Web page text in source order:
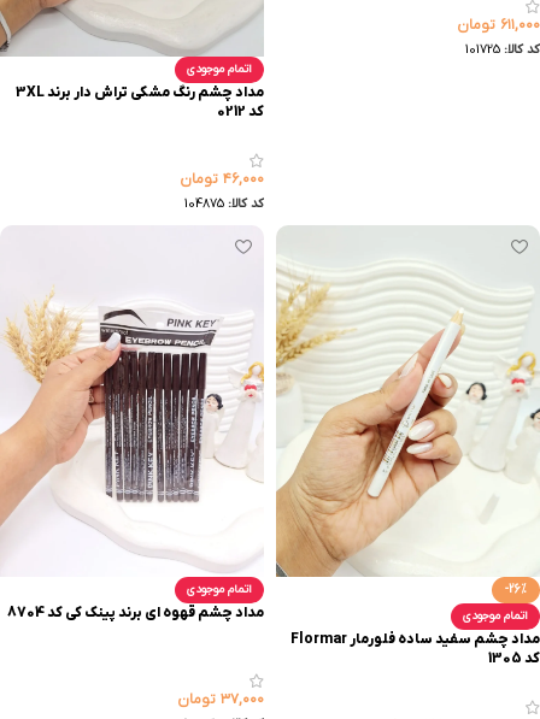
۶۱۱,۰۰۰ تومان
کد کالا: 101725
اتمام موجودی
مداد چشم رنگ مشکی تراش دار برند 3XL
کد 0212
۴۶,۰۰۰ تومان
کد کالا: 104875
-26%
اتمام موجودی
مداد چشم سفید ساده فلورمار Flormar
کد 1305
اتمام موجودی
مداد چشم قهوه ای برند پینک کی کد 8704
۳۷,۰۰۰ تومان